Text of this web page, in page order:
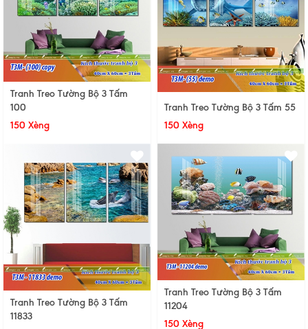
Tranh Treo Tường Bộ 3 Tấm
100
150 Xèng
Tranh Treo Tường Bộ 3 Tấm 55
150 Xèng
Tranh Treo Tường Bộ 3 Tấm
11833
Tranh Treo Tường Bộ 3 Tấm
11204
150 Xèng